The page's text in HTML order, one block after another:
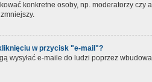
konkretne osoby, np. moderatorzy
w przycisk "e-mail"?
wysyłać e-maile do ludzi poprzez